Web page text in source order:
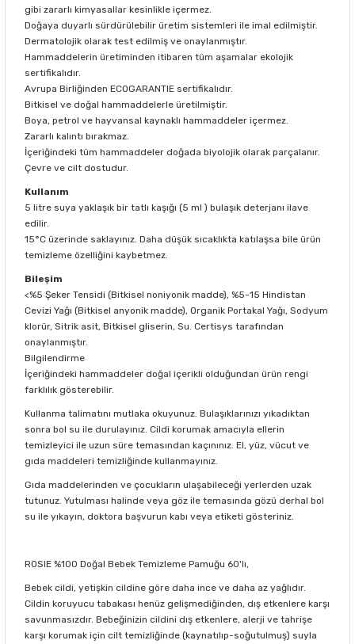
gibi zararlı kimyasallar kesinlikle içermez.
Doğaya duyarlı sürdürülebilir üretim sistemleri ile imal edilmiştir.
Dermatolojik olarak test edilmiş ve onaylanmıştır.
Hammaddelerin üretiminden itibaren tüm aşamalar ekolojik
sertifikalıdır.
Avrupa Birliğinden ECOGARANTIE sertifikalıdır.
Bitkisel ve doğal hammaddelerle üretilmiştir.
Boya, petrol ve hayvansal kaynaklı hammaddeler içermez.
Zararlı kalıntı bırakmaz.
İçeriğindeki tüm hammaddeler doğada biyolojik olarak parçalanır.
Çevre ve cilt dostudur.
Kullanım
5 litre suya yaklaşık bir tatlı kaşığı (5 ml ) bulaşık deterjanı ilave
edilir.
15°C üzerinde saklayınız. Daha düşük sıcaklıkta katılaşsa bile ürün
temizleme özelliğini kaybetmez.
Bileşim
<%5 Şeker Tensidi (Bitkisel noniyonik madde), %5-15 Hindistan
Cevizi Yağı (Bitkisel anyonik madde), Organik Portakal Yağı, Sodyum
klorür, Sitrik asit, Bitkisel gliserin, Su. Certisys tarafından
onaylanmıştır.
Bilgilendirme
İçeriğindeki hammaddeler doğal içerikli olduğundan ürün rengi
farklılık gösterebilir.
Kullanma talimatını mutlaka okuyunuz. Bulaşıklarınızı yıkadıktan
sonra bol su ile durulayınız. Cildi korumak amacıyla ellerin
temizleyici ile uzun süre temasından kaçınınız. El, yüz, vücut ve
gıda maddeleri temizliğinde kullanmayınız.
Gıda maddelerinden ve çocukların ulaşabileceği yerlerden uzak
tutunuz. Yutulması halinde veya göz ile temasında gözü derhal bol
su ile yıkayın, doktora başvurun kabı veya etiketi gösteriniz.
ROSIE %100 Doğal Bebek Temizleme Pamuğu 60'lı,
Bebek cildi, yetişkin cildine göre daha ince ve daha az yağlıdır.
Cildin koruyucu tabakası henüz gelişmediğinden, dış etkenlere karşı
savunmasızdır. Bebeğinizin cildini dış etkenlere, alerji ve tahrişe
karşı korumak için cilt temizliğinde (kaynatılıp-soğutulmuş) suyla